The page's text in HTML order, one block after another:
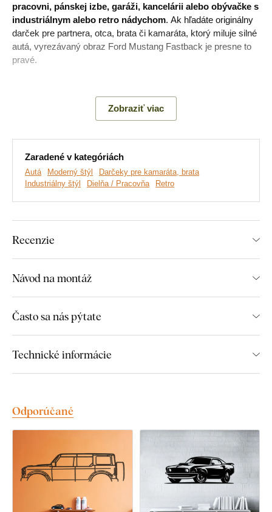
pracovni, pánskej izbe, garáži, kancelárii alebo obývačke s
industriálnym alebo retro nádychom. Ak hľadáte originálny
darček pre partnera, otca, brata či kamaráta, ktorý miluje silné
autá, vyrezávaný obraz Ford Mustang Fastback je presne to
pravé.
zberateľmi dnes patrí medzi najžiadanejšie varianty. Mustang
McQueenom – v jednej z najslávnejších automobilových
naháňačiek všetkých čias. Auto sa tak stalo aj filmovou
legendou.
Minimalistický štýl dekorácie
Montáž, ktorú zvládne každý:
Montáž výrobku je veľmi jednoduchá :) Na zavesenie výrobku
odporúčame použiť penovú pásku alebo malé klinčeky.
Jednoducho, bez akéhokoľvek vŕtania.
Toto príslušenstvo si môžete pohodlne
dokúpiť priamo v
našom e-shope
pri produkte.
Množstvo penovej pásky vám pri každej veľkosti produktu
Zobraziť viac
Zaradené v kategóriách
Autá Moderný štýl
Darčeky pre kamaráta, brata
Industriálny štýl
Dielňa / Pracovňa Retro
Recenzie
Návod na montáž
Často sa nás pýtate
Technické informácie
Odporúčané